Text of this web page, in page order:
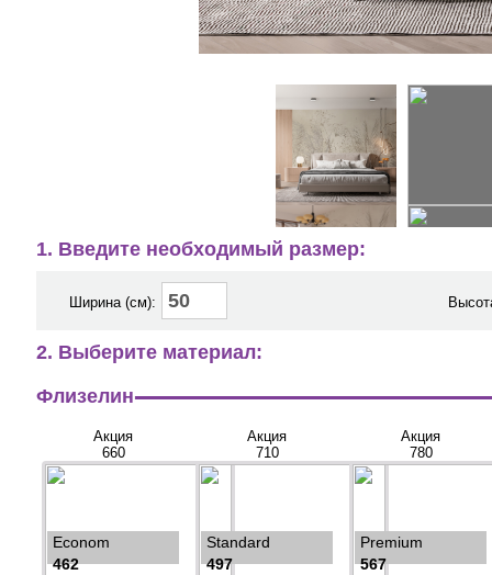
1. Введите необходимый размер:
Ширина (см):
2. Выберите материал:
Флизелин
Акция
660
Econom
462
Акция
710
Standard
497
Акция
780
Premium
567